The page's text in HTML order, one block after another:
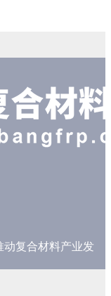
复合材料产业发